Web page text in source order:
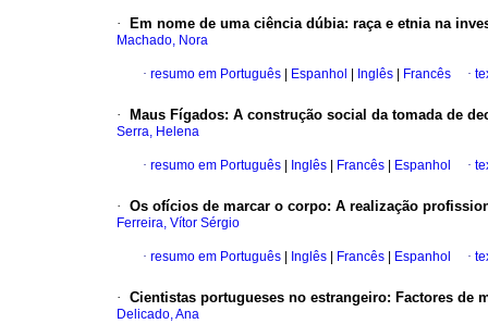
· Em nome de uma ciência dúbia: raça e etnia na
Machado, Nora
· resumo em Português Espanhol Inglês Francês ·
· Maus Fígados: A construção social da tomada de
Serra, Helena
· resumo em Português Inglês Francês Espanhol ·
· Os ofícios de marcar o corpo: A realização
Ferreira, Vítor Sérgio
· resumo em Português Inglês Francês Espanhol ·
· Cientistas portugueses no estrangeiro: Factores de
Delicado, Ana